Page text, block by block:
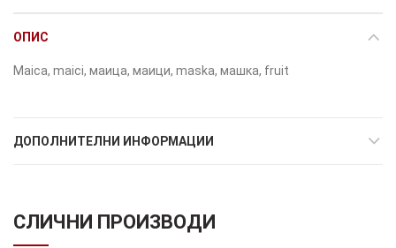
ОПИС
Maica, maici, маица, маици, maska, машка, fruit
ДОПОЛНИТЕЛНИ ИНФОРМАЦИИ
СЛИЧНИ ПРОИЗВОДИ